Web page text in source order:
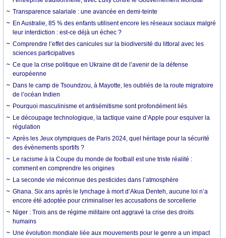
Transparence salariale : une avancée en demi-teinte
En Australie, 85 % des enfants utilisent encore les réseaux sociaux malgré
leur interdiction : est-ce déjà un échec ?
Comprendre l’effet des canicules sur la biodiversité du littoral avec les
sciences participatives
Ce que la crise politique en Ukraine dit de l’avenir de la défense
européenne
Dans le camp de Tsoundzou, à Mayotte, les oubliés de la route migratoire
de l’océan Indien
Pourquoi masculinisme et antisémitisme sont profondément liés
Le découpage technologique, la tactique vaine d’Apple pour esquiver la
régulation
Après les Jeux olympiques de Paris 2024, quel héritage pour la sécurité
des évènements sportifs ?
Le racisme à la Coupe du monde de football est une triste réalité :
comment en comprendre les origines
La seconde vie méconnue des pesticides dans l’atmosphère
Ghana. Six ans après le lynchage à mort d’Akua Denteh, aucune loi n’a
encore été adoptée pour criminaliser les accusations de sorcellerie
Niger : Trois ans de régime militaire ont aggravé la crise des droits
humains
Une évolution mondiale liée aux mouvements pour le genre a un impact